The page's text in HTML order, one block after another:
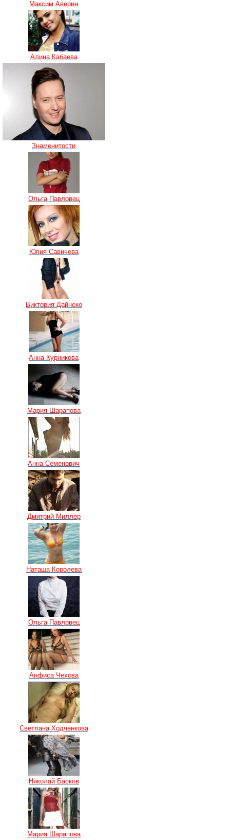
Максим Аверин
Алина Кабаева
Знаменитости
Ольга Павловец
Юлия Савичева
Виктория Дайнеко
Анна Курникова
Мария Шарапова
Анна Семенович
Дмитрий Миллер
Наташа Королева
Ольга Павловец
Анфиса Чехова
Светлана Ходченкова
Николай Басков
Мария Шарапова